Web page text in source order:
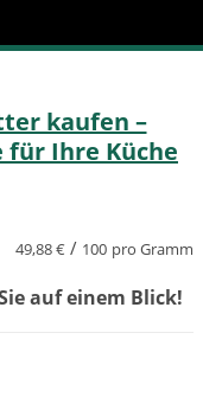
kaufen –
für Ihre Küche
49,88€ / 100 pro Gramm
auf einem Blick!